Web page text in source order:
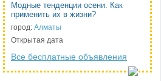
Модные тенденции осени. Как
применить их в жизни?
город: Алматы
Открытая дата
Все бесплатные объявления